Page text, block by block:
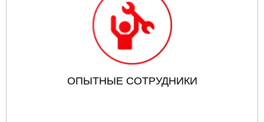
ОПЫТНЫЕ СОТРУДНИКИ